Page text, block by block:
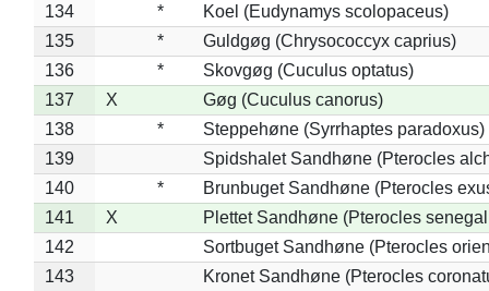
134
*
Koel (Eudynamys scolopaceus)
135
*
Guldgøg (Chrysococcyx caprius)
136
*
Skovgøg (Cuculus optatus)
137
X
Gøg (Cuculus canorus)
138
*
Steppehøne (Syrrhaptes paradoxus)
139
Spidshalet Sandhøne (Pterocles
140
*
Brunbuget Sandhøne (Pterocles
141
X
Plettet Sandhøne (Pterocles
142
Sortbuget Sandhøne (Pterocles
143
Kronet Sandhøne (Pterocles